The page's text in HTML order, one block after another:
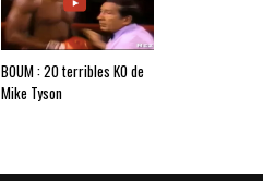
BOUM : 20 terribles KO de
Mike Tyson